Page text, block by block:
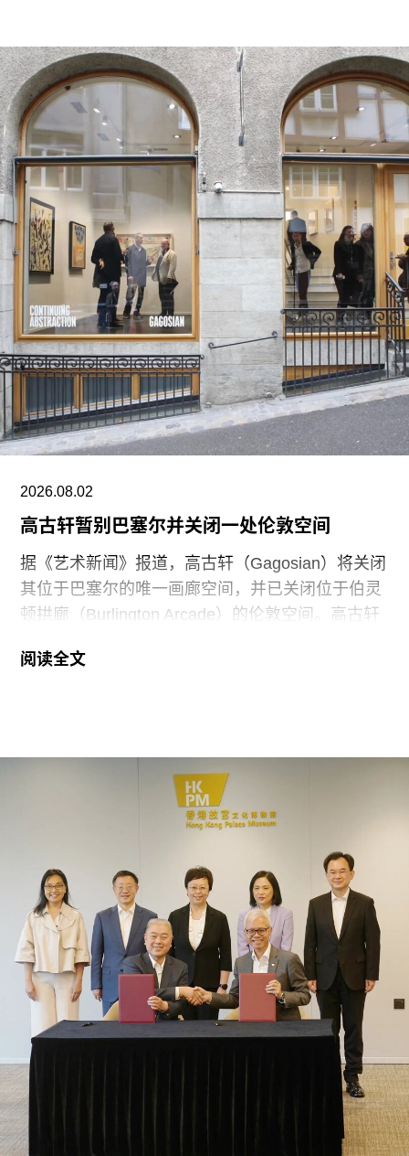
去几年间，由于室内温度多次超过35摄氏度，东京
宫不得不数度临时闭馆。
此次对现址的整修预计至少持续18个月。在此期
间，东京宫将把主要行政办公室迁至巴黎第十四区
区政府的一栋附属建筑内。然而，这项搬迁计划引
发争议，因为这栋原为音乐学院的建筑自2019年以
来一直是巴黎最早的艺术家自营空间之一La
Générale的所在地。
La Générale近日接获巴黎市政府通知，其租用这
栋建于1936年的红砖建筑的临时使用协议将在今年
底到期后不获续约。La Générale志愿者塞巴斯蒂
安·雅曼（Sébastien Jamain）告诉《解放报》，在
收到通知后不久，他与其他成员撞见东京宫的一名
技术负责人正在测量他们的空间。
“市政府当时告知我们，这个空间将改造为园艺工人
La Générale的租约于12月31日到期后，将该空间
作为东京宫翻修期间的行政办公场所。
2026.08.02
高古轩暂别巴塞尔并关闭一处伦敦空间
据《艺术新闻》报道，高古轩（Gagosian）将关闭
其位于巴塞尔的唯一画廊空间，并已关闭位于伯灵
顿拱廊（Burlington Arcade）的伦敦空间。高古轩
伦敦伯灵顿空间则永久关闭。目前，高古轩官网已
空间于2019年巴塞尔艺术展期间开幕。该空间共举
办了17场展览，最近一档为配合今年夏季巴塞尔艺
术展举办的群展。画廊尚未公布巴塞尔空间正式停
位于伯灵顿拱廊的伦敦空间于2023年开幕。这处两
层空间一楼为零售商店，二楼为展厅。该空间共呈
现16场展览，最后一场展览于7月18日结束，展出
与克里斯托（Christo）及让娜-克劳德（Jeanne-
Claude）场域特定项目相关的作品。
据《艺术新闻》报道，高古轩同意提前撤出伯灵顿
拱廊，以便为一家长期商业租户腾出空间。媒体推
测新租户可能是著名珠宝品牌法贝热
（Fabergé）。不过，高古轩仍将继续运营其位于
伦敦Mayfair的另外两处空间。
阅读全文